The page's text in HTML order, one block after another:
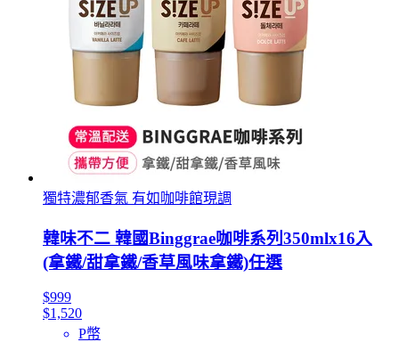
獨特濃郁香氣 有如咖啡館現調
韓味不二 韓國Binggrae咖啡系列350mlx16入
(拿鐵/甜拿鐵/香草風味拿鐵)任選
$999
$1,520
P幣